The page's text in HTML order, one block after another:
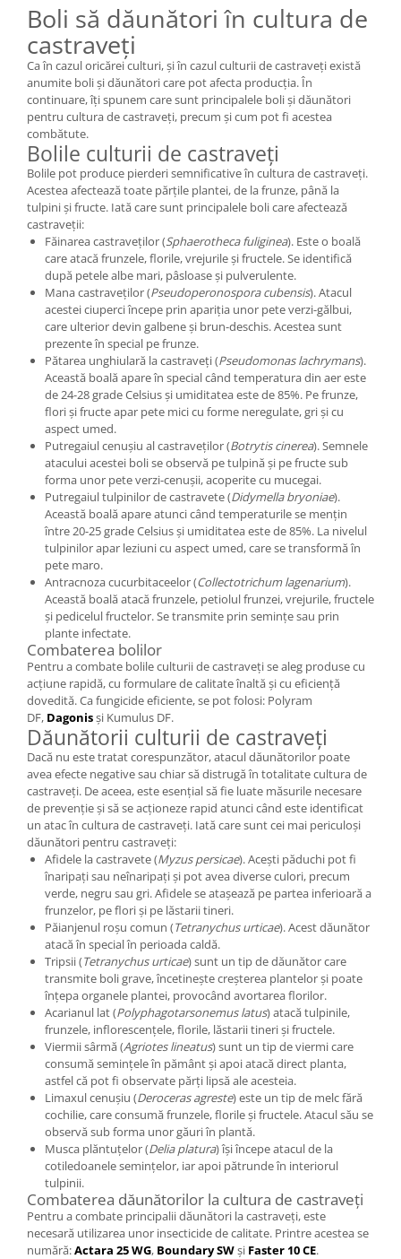
Boli să dăunători în cultura de
castraveți
Ca în cazul oricărei culturi, și în cazul culturii de castraveți există
anumite boli și dăunători care pot afecta producția. În
continuare, îți spunem care sunt principalele boli și dăunători
pentru cultura de castraveți, precum și cum pot fi acestea
combătute.
Bolile culturii de castraveți
Bolile pot produce pierderi semnificative în cultura de castraveți.
Acestea afectează toate părțile plantei, de la frunze, până la
tulpini și fructe. Iată care sunt principalele boli care afectează
castraveții:
Făinarea castraveților (Sphaerotheca fuliginea). Este o boală
care atacă frunzele, florile, vrejurile și fructele. Se identifică
după petele albe mari, pâsloase și pulverulente.
Mana castraveților (Pseudoperonospora cubensis). Atacul
acestei ciuperci începe prin apariția unor pete verzi-gălbui,
care ulterior devin galbene și brun-deschis. Acestea sunt
prezente în special pe frunze.
Pătarea unghiulară la castraveți (Pseudomonas lachrymans).
Această boală apare în special când temperatura din aer este
de 24-28 grade Celsius și umiditatea este de 85%. Pe frunze,
flori și fructe apar pete mici cu forme neregulate, gri și cu
aspect umed.
Putregaiul cenușiu al castraveților (Botrytis cinerea). Semnele
atacului acestei boli se observă pe tulpină și pe fructe sub
forma unor pete verzi-cenușii, acoperite cu mucegai.
Putregaiul tulpinilor de castravete (Didymella bryoniae).
Această boală apare atunci când temperaturile se mențin
între 20-25 grade Celsius și umiditatea este de 85%. La nivelul
tulpinilor apar leziuni cu aspect umed, care se transformă în
pete maro.
Antracnoza cucurbitaceelor (Collectotrichum lagenarium).
Această boală atacă frunzele, petiolul frunzei, vrejurile, fructele
și pedicelul fructelor. Se transmite prin semințe sau prin
plante infectate.
Combaterea bolilor
Pentru a combate bolile culturii de castraveți se aleg produse cu
acțiune rapidă, cu formulare de calitate înaltă și cu eficiență
dovedită. Ca fungicide eficiente, se pot folosi: Polyram
DF, Dagonisși Kumulus DF.
Dăunătorii culturii de castraveți
Dacă nu este tratat corespunzător, atacul dăunătorilor poate
avea efecte negative sau chiar să distrugă în totalitate cultura de
castraveți. De aceea, este esențial să fie luate măsurile necesare
de prevenție și să se acționeze rapid atunci când este identificat
un atac în cultura de castraveți. Iată care sunt cei mai periculoși
dăunători pentru castraveți:
Afidele la castravete (Myzus persicae). Acești păduchi pot fi
înaripați sau neînaripați și pot avea diverse culori, precum
verde, negru sau gri. Afidele se atașează pe partea inferioară a
frunzelor, pe flori și pe lăstarii tineri.
Păianjenul roșu comun (Tetranychus urticae). Acest dăunător
atacă în special în perioada caldă.
Tripsii (Tetranychus urticae) sunt un tip de dăunător care
transmite boli grave, încetinește creșterea plantelor și poate
înțepa organele plantei, provocând avortarea florilor.
Acarianul lat (Polyphagotarsonemus latus) atacă tulpinile,
frunzele, inflorescențele, florile, lăstarii tineri și fructele.
Viermii sârmă (Agriotes lineatus) sunt un tip de viermi care
consumă semințele în pământ și apoi atacă direct planta,
astfel că pot fi observate părți lipsă ale acesteia.
Limaxul cenușiu (Deroceras agreste) este un tip de melc fără
cochilie, care consumă frunzele, florile și fructele. Atacul său se
observă sub forma unor găuri în plantă.
Musca plăntuțelor (Delia platura) își începe atacul de la
cotiledoanele semințelor, iar apoi pătrunde în interiorul
tulpinii.
Combaterea dăunătorilor la cultura de castraveți
Pentru a combate principalii dăunători la castraveți, este
necesară utilizarea unor insecticide de calitate. Printre acestea se
numără:Actara 25 WG, Boundary SWși Faster 10 CE.